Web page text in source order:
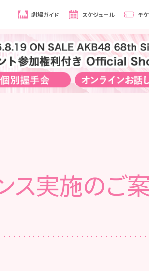
劇場ガイド スケジュール チ
ス実施のご